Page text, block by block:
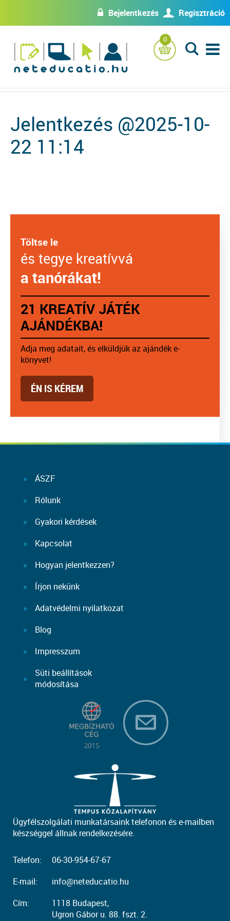
w Bejelentkezés U Regisztráció
0
L
Jelentkezés @2025-10-
22 11:14
Töltse le
és tegye kreatívvá
a tanórákat!
21 KREATÍV JÁTÉK
AJÁNDÉKBA!
Adja meg adatait, és elküldjük az ajándék e-
könyvet!
ÉN IS KÉREM
ÁSZF
Rólunk
Gyakori kérdések
Kapcsolat
Hogyan jelentkezzen?
Írjon nekünk
Adatvédelmi nyilatkozat
Blog
Impresszum
Süti beállítások
módosítása
Ügyfélszolgálati munkatársaink telefonon és e-mailben
készséggel állnak rendelkezésére.
Telefon:
06-30-954-67-67
E-mail:
info@neteducatio.hu
Cím:
1118 Budapest,
Ugron Gábor u. 88. fszt. 2.